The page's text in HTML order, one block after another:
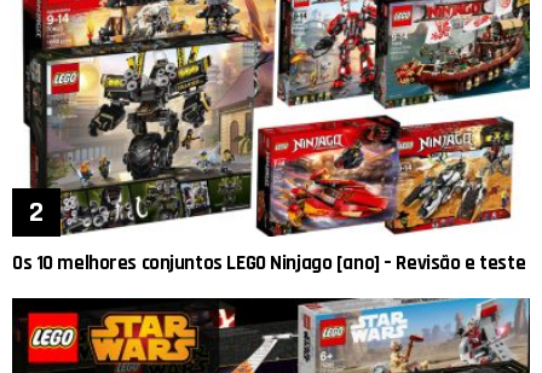
Os 10 melhores conjuntos LEGO Ninjago [ano] – Revisão e teste